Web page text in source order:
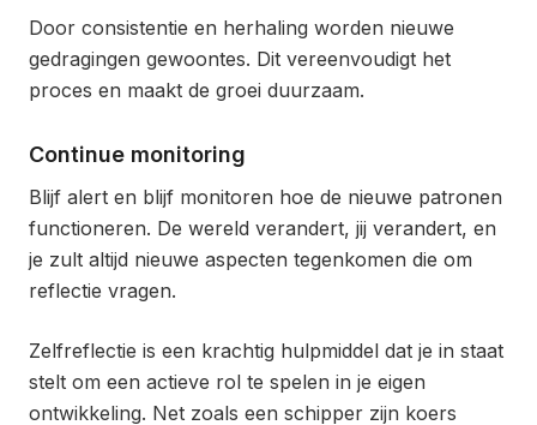
Door consistentie en herhaling worden nieuwe
gedragingen gewoontes. Dit vereenvoudigt het
proces en maakt de groei duurzaam.
Continue monitoring
Blijf alert en blijf monitoren hoe de nieuwe patronen
functioneren. De wereld verandert, jij verandert, en
je zult altijd nieuwe aspecten tegenkomen die om
reflectie vragen.
Zelfreflectie is een krachtig hulpmiddel dat je in staat
stelt om een actieve rol te spelen in je eigen
ontwikkeling. Net zoals een schipper zijn koers